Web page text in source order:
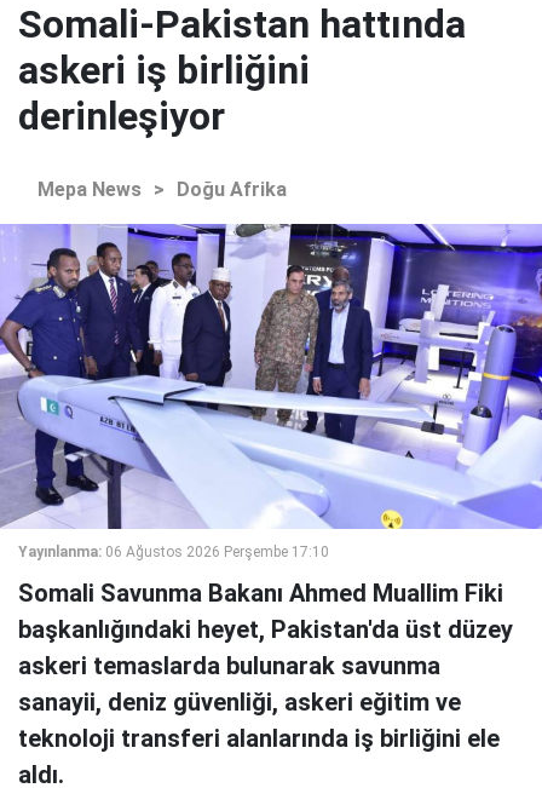
Somali-Pakistan hattında
askeri iş birliğini
derinleşiyor
Mepa News > Doğu Afrika
Yayınlanma: 06 Ağustos 2026 Perşembe 17:10
Somali Savunma Bakanı Ahmed Muallim Fiki
başkanlığındaki heyet, Pakistan'da üst düzey
askeri temaslarda bulunarak savunma
sanayii, deniz güvenliği, askeri eğitim ve
teknoloji transferi alanlarında iş birliğini ele
aldı.